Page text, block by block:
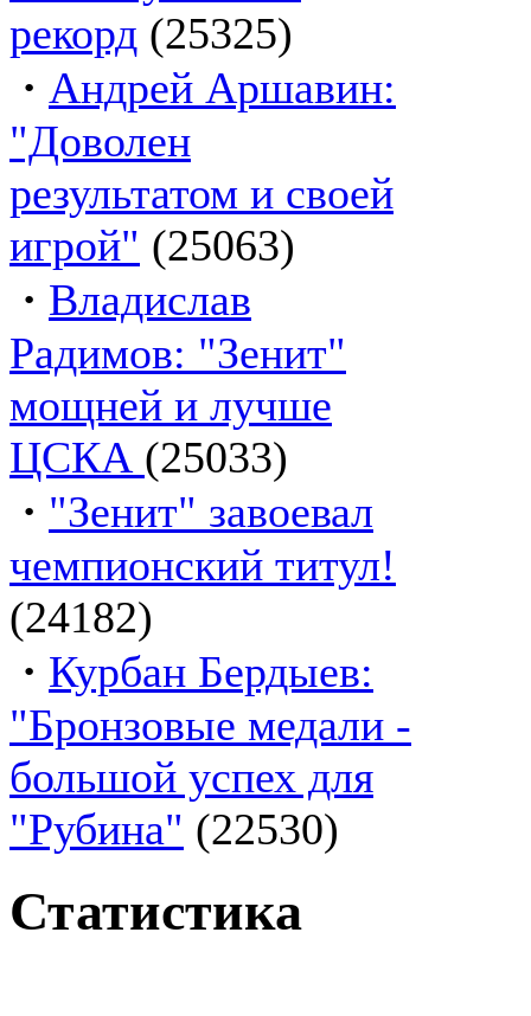
рекорд (25325)
· Андрей Аршавин:
"Доволен
результатом и своей
игрой" (25063)
· Владислав
Радимов: "Зенит"
мощней и лучше
ЦСКА (25033)
· "Зенит" завоевал
чемпионский титул!
(24182)
· Курбан Бердыев:
"Бронзовые медали -
большой успех для
"Рубина" (22530)
Статистика